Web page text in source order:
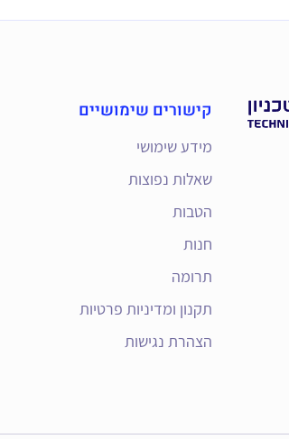
קישורים שימושיים
מידע שימושי
שאלות נפוצות
הטבות
חנות
תרומה
תקנון ומדיניות פרטיות
הצהרת נגישות